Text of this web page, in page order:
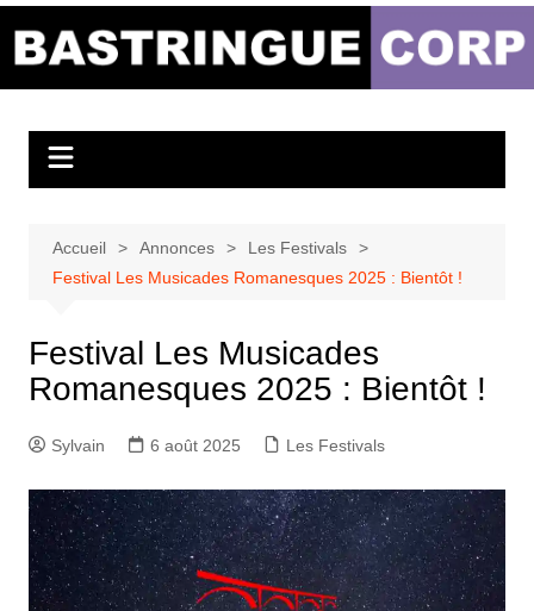
Bastringue Corp –
Musicales
Accueil Annonces
Les Festivals
Festival Les Musicades Romanesques 2025 : Bientôt !
Festival Les Musicades
Romanesques 2025 : Bientôt !
Sylvain 6 août 2025 Les Festivals